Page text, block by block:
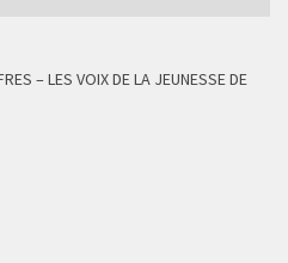
– LES VOIX DE LA JEUNESSE DE